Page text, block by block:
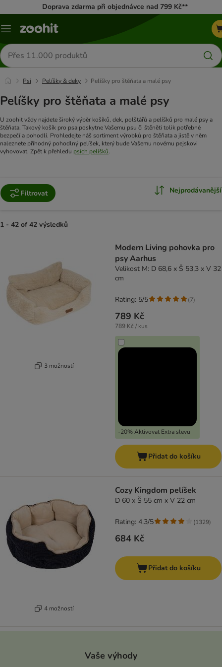
Doprava zdarma při objednávce nad 799 Kč**
Menu
Hledat
produkty
Psi Pelíšky & deky Pelíšky pro štěňata a malé psy
Pelíšky pro štěňata a malé psy
U zoohit vždy najdete široký výběr košíků, dek, polštářů a pelíšků pro malé psy a
štěňata. Takový košík pro psa poskytne Vašemu psu či štěněti tolik potřebné
bezpečí a pohodlí. Prohledejte náš sortiment výrobků pro štěňata a jistě v něm
naleznete příhodný pohodlný pelíšek, který bude Vašemu novému pejskovi
vyhovovat. Zpět k přehledu psích pelíšků.
Filtrovat Nejprodávanější
1 - 42 of 42 výsledků
3 možností
Modern Living pohovka pro
psy Aarhus
Velikost M: D 68,6 x Š 53,3 x V 32
cm
789 Kč
789 Kč / kus
-20% Aktivovat Extra slevu
Rating: 5/5 (7)
Přidat do košíku
4 možností
Cozy Kingdom pelíšek
D 60 x Š 55 cm x V 22 cm
684 Kč
Rating: 4.3/5 (1329)
Přidat do košíku
Vaše výhody